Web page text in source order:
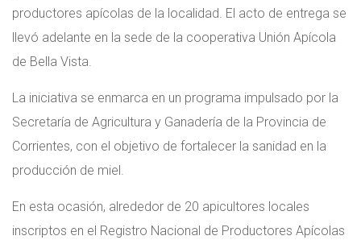
productores apícolas de la localidad. El acto de entrega se
llevó adelante en la sede de la cooperativa Unión Apícola
de Bella Vista.
La iniciativa se enmarca en un programa impulsado por la
Secretaría de Agricultura y Ganadería de la Provincia de
Corrientes, con el objetivo de fortalecer la sanidad en la
producción de miel.
En esta ocasión, alrededor de 20 apicultores locales
inscriptos en el Registro Nacional de Productores Apícolas